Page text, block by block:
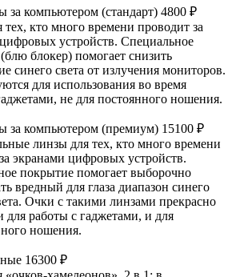
за компьютером (стандарт) 4800 ₽
кто много времени проводит за
устройств. Специальное
блокер) помогает снизить
синего света от излучения мониторов.
для использования во время
не для постоянного ношения.
за компьютером (премиум) 15100 ₽
линзы для тех, кто много времени
экранами цифровых устройств.
покрытие помогает выборочно
вредный для глаза диапазон синего
Очки с такими линзами прекрасно
для работы с гаджетами, и для
ношения.
16300 ₽